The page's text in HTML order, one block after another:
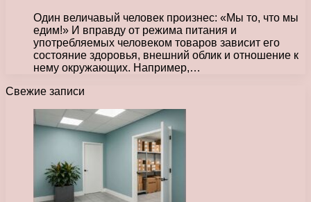
Один величавый человек произнес: «Мы то, что мы
едим!» И вправду от режима питания и
употребляемых человеком товаров зависит его
состояние здоровья, внешний облик и отношение к
нему окружающих. Например,…
Свежие записи